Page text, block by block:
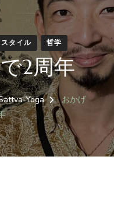
タイル 哲学
2周年
Yoga
おかげ